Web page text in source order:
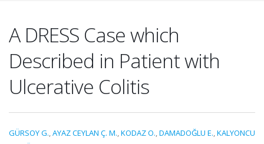
A DRESS Case which
Described in Patient with
Ulcerative Colitis
GÜRSOY G.,AYAZ CEYLAN Ç. M.,KODAZ O.,DAMADOĞLU E.,KALYONCU